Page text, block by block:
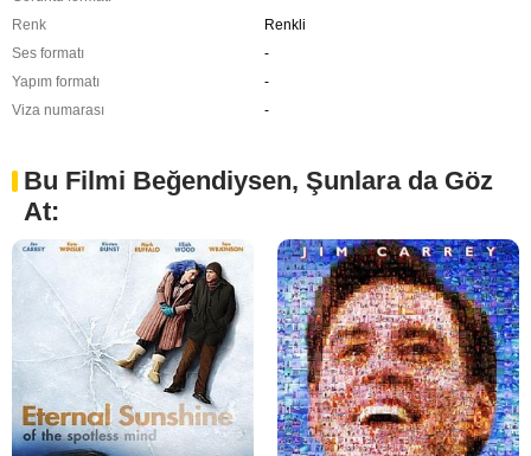
Renk
Renkli
Ses formatı
-
Yapım formatı
-
Viza numarası
-
Bu Filmi Beğendiysen, Şunlara da Göz
At: